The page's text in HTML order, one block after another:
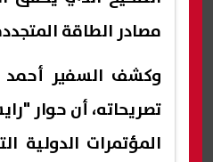
مصادر الطاقة
وكشف السفير أحمد
تصريحاته، أن حوار
المؤتمرات الدولية